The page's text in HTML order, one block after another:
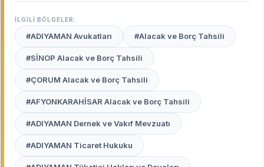
gelmiştir. Şehrin tarımsal dokusundan doğan
uyuşmazlıklar, kentsel dönüşüm süreçleri ve afet
sonrası ortaya çıkan hak arama mücadeleleri,
Adıyaman uzman avukatlarının
desteğini hayati kılmaktadır.
Avukat Buradaplatformu, Adıyaman Adliyesi’ndeki
işleyişe hakim, yerel mevzuatı ve Yargıtay’ın güncel
kararlarını yakından takip eden hukukçuları tek bir
çatı altında toplamaktadır.
İLGİLİ BÖLGELER:
#ADIYAMAN Avukatları #Alacak ve Borç Tahsili
#SİNOP Alacak ve Borç Tahsili
#ÇORUM Alacak ve Borç Tahsili
#AFYONKARAHİSAR Alacak ve Borç Tahsili
#ADIYAMAN Dernek ve Vakıf Mevzuatı
#ADIYAMAN Ticaret Hukuku